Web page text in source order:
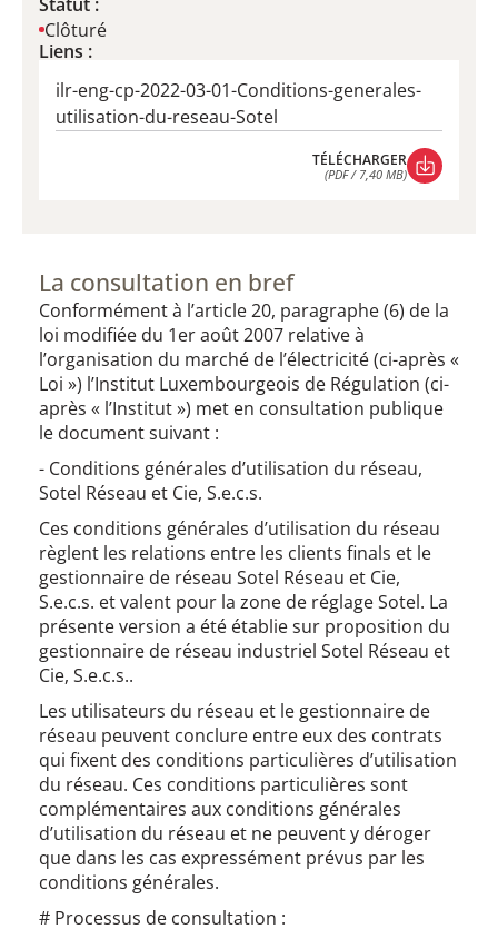
Clôturé
Liens :
ilr-eng-cp-2022-03-01-Conditions-generales-
utilisation-du-reseau-Sotel
TÉLÉCHARGER
(PDF / 7,40 MB)
La consultation en bref
Conformément à l’article 20, paragraphe (6) de la
loi modifiée du 1er août 2007 relative à
l’organisation du marché de l’électricité (ci-après «
Loi ») l’Institut Luxembourgeois de Régulation (ci-
après « l’Institut ») met en consultation publique
le document suivant :
​- Conditions générales d’utilisation du réseau,
Sotel Réseau et Cie, S.e.c.s.
Ces conditions générales d’utilisation du réseau
règlent les relations entre les clients finals et le
gestionnaire de réseau Sotel Réseau et Cie,
S.e.c.s. et valent pour la zone de réglage Sotel. La
présente version a été établie sur proposition du
gestionnaire de réseau industriel Sotel Réseau et
Cie, S.e.c.s..
Les utilisateurs du réseau et le gestionnaire de
réseau peuvent conclure entre eux des contrats
qui fixent des conditions particulières d’utilisation
du réseau. Ces conditions particulières sont
complémentaires aux conditions générales
d’utilisation du réseau et ne peuvent y déroger
que dans les cas expressément prévus par les
conditions générales.
​# Processus de consultation :